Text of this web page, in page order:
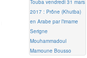
Touba vendredi 31 mars
2017 : Prône (Khutba)
en Arabe par l’imame
Serigne
Mouhammadoul
Mamoune Bousso